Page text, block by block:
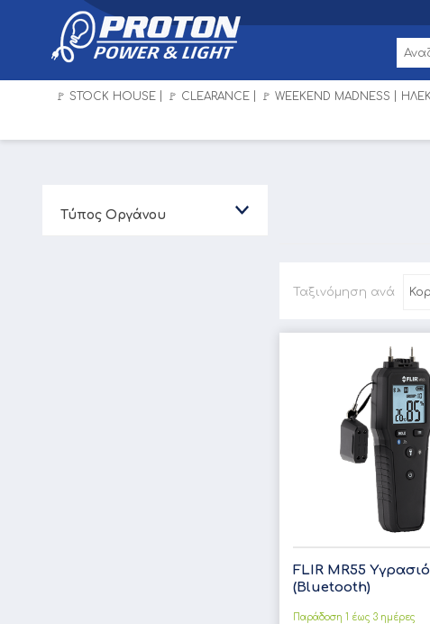
🚩 STOCK HOUSE 🚩 CLEARANCE 🚩 WEEKEND MADNESS
Ταξινόμηση ανά
FLIR MR55
(Bluetooth)
Παράδοση 1 έως 3 ημέρες
Τύπος Οργάνου